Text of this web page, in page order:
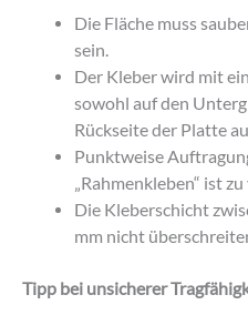
Die Fläche muss
sein.
Der Kleber wird mit
sowohl auf den
Rückseite der Platte
Punktweise
„Rahmenkleben“ ist
Die Kleberschicht
mm nicht
Tipp bei unsicherer